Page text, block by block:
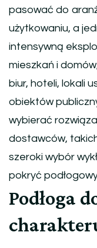
pasować do
użytkowaniu, a
intensywną
mieszkań i
biur, hoteli, lokali
obiektów
wybierać
dostawców,
szeroki wybór
pokryć
Podłoga